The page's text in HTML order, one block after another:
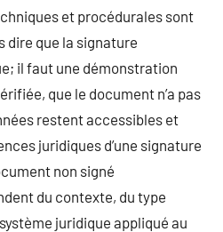
et procédurales sont
dire que la signature
il faut une démonstration
que le document n’a pas
restent accessibles et
juridiques d’une signature
non signé
du contexte, du type
système juridique appliqué au